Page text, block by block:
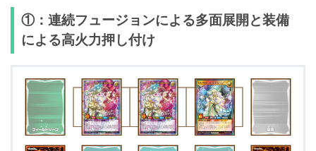
《セレブローズ・ファビュラス・マジシャン》
《セレブローズ・ゴシップ・ウィッチ》 3
《セレブローズ・インフルエンサーズ》 3
①：連続フュージョンによる多面展開と装備
による高火力押し付け